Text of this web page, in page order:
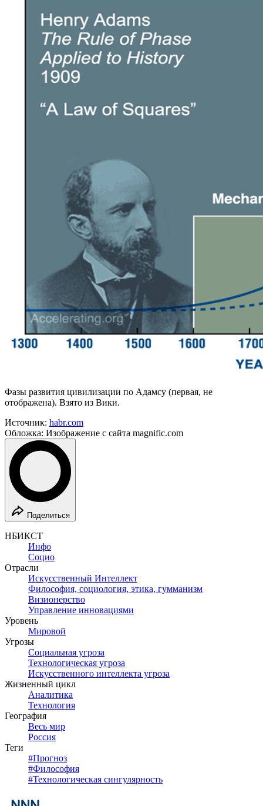
Фазы развития цивилизации по Адамсу (первая, не
отображена). Взято из Вики.
Источник: habr.com
Обложка: Изображение с сайта magnific.com
Поделиться
НБИКСТ
Инфо
Социо
Отрасли
Искусственный Интеллект
Философия, социология, этика, гумманизм
Визионерство
Управление инновациями
Уровень
Мировой
Угрозы
Социальная угроза
Технологическая угроза
Искусственного интеллекта угроза
Жизненный цикл
Аналитика
Технология
География
Весь мир
Россия
Теги
#Прогноз
#Философия
#Технологическая сингулярность